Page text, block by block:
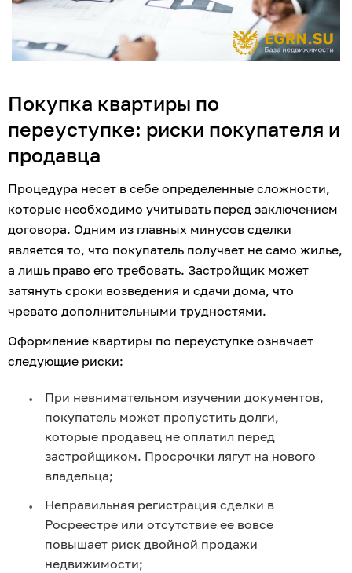
Покупка квартиры по
переуступке: риски покупателя и
продавца
Процедура несет в себе определенные сложности,
которые необходимо учитывать перед заключением
договора. Одним из главных минусов сделки
является то, что покупатель получает не само жилье,
а лишь право его требовать. Застройщик может
затянуть сроки возведения и сдачи дома, что
чревато дополнительными трудностями.
Оформление квартиры по переуступке означает
следующие риски:
При невнимательном изучении документов,
покупатель может пропустить долги,
которые продавец не оплатил перед
застройщиком. Просрочки лягут на нового
владельца;
Неправильная регистрация сделки в
Росреестре или отсутствие ее вовсе
повышает риск двойной продажи
недвижимости;